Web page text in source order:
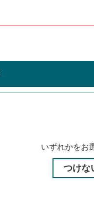
いずれかをお